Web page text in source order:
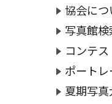
協会につ
写真館検
コンテス
ポート
夏期写